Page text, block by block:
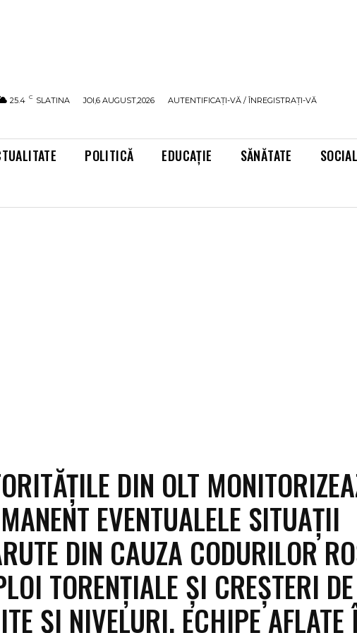
25.4 C SLATINA JOI,6 AUGUST,2026 AUTENTIFICAȚI-VĂ / ÎNREGISTRAȚI-VĂ
POLITICĂ EDUCAȚIE SĂNĂTATE SOCIAL
DIN OLT
EVENTUALELE SITUAȚII
DIN CAUZA CODURILOR
TORENȚIALE ȘI CREȘTERI DE
ȘI NIVELURI. ECHIPE AFLATE